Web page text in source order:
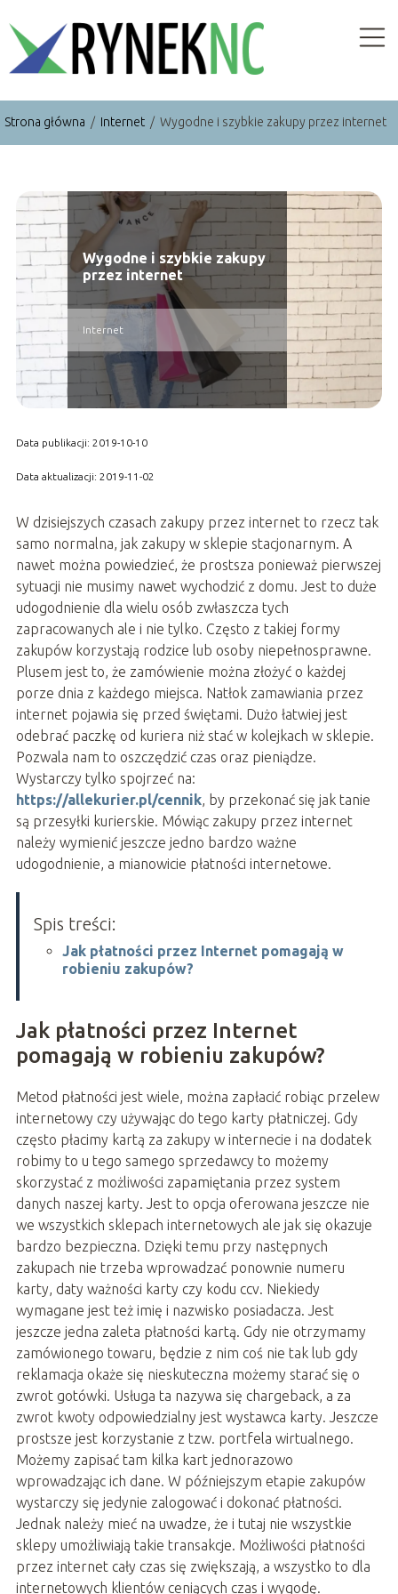
Strona główna / Internet / Wygodne i szybkie zakupy przez internet
Wygodne i szybkie zakupy
przez internet
Internet
Data publikacji: 2019-10-10
Data aktualizacji: 2019-11-02
W dzisiejszych czasach zakupy przez internet to rzecz tak
samo normalna, jak zakupy w sklepie stacjonarnym. A
nawet można powiedzieć, że prostsza ponieważ pierwszej
sytuacji nie musimy nawet wychodzić z domu. Jest to duże
udogodnienie dla wielu osób zwłaszcza tych
zapracowanych ale i nie tylko. Często z takiej formy
zakupów korzystają rodzice lub osoby niepełnosprawne.
Plusem jest to, że zamówienie można złożyć o każdej
porze dnia z każdego miejsca. Natłok zamawiania przez
internet pojawia się przed świętami. Dużo łatwiej jest
odebrać paczkę od kuriera niż stać w kolejkach w sklepie.
Pozwala nam to oszczędzić czas oraz pieniądze.
Wystarczy tylko spojrzeć na:
https://allekurier.pl/cennik, by przekonać się jak tanie
są przesyłki kurierskie. Mówiąc zakupy przez internet
należy wymienić jeszcze jedno bardzo ważne
udogodnienie, a mianowicie płatności internetowe.
Spis treści:
Jak płatności przez Internet pomagają w
robieniu zakupów?
Jak płatności przez Internet
pomagają w robieniu zakupów?
Metod płatności jest wiele, można zapłacić robiąc przelew
internetowy czy używając do tego karty płatniczej. Gdy
często płacimy kartą za zakupy w internecie i na dodatek
robimy to u tego samego sprzedawcy to możemy
skorzystać z możliwości zapamiętania przez system
danych naszej karty. Jest to opcja oferowana jeszcze nie
we wszystkich sklepach internetowych ale jak się okazuje
bardzo bezpieczna. Dzięki temu przy następnych
zakupach nie trzeba wprowadzać ponownie numeru
karty, daty ważności karty czy kodu ccv. Niekiedy
wymagane jest też imię i nazwisko posiadacza. Jest
jeszcze jedna zaleta płatności kartą. Gdy nie otrzymamy
zamówionego towaru, będzie z nim coś nie tak lub gdy
reklamacja okaże się nieskuteczna możemy starać się o
zwrot gotówki. Usługa ta nazywa się chargeback, a za
zwrot kwoty odpowiedzialny jest wystawca karty. Jeszcze
prostsze jest korzystanie z tzw. portfela wirtualnego.
Możemy zapisać tam kilka kart jednorazowo
wprowadzając ich dane. W późniejszym etapie zakupów
wystarczy się jedynie zalogować i dokonać płatności.
Jednak należy mieć na uwadze, że i tutaj nie wszystkie
sklepy umożliwiają takie transakcje. Możliwości płatności
przez internet cały czas się zwiększają, a wszystko to dla
internetowych klientów ceniących czas i wygodę.